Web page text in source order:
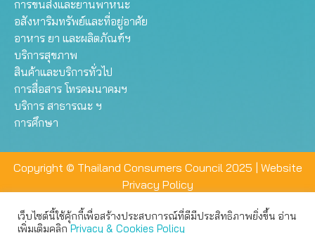
การขนส่งและยานพาหนะ
อสังหาริมทรัพย์และที่อยู่อาศัย
อาหาร ยา และผลิตภัณฑ์ฯ
บริการสุขภาพ
สินค้าและบริการทั่วไป
การสื่อสาร โทรคมนาคมฯ
บริการ สาธารณะ ฯ
การศึกษา
Copyright © Thailand Consumers Council 2025 | Website
Privacy Policy
เว็บไซต์นี้ใช้คุ้กกี้เพื่อสร้างประสบการณ์ที่ดีมีประสิทธิภาพยิ่งขึ้น อ่าน
เพิ่มเติมคลิกPrivacy & Cookies Policy
เว็บไซต์นี้ใช้คุกกี้เพื่อมอบประสบการณ์การใช้งานที่ดีให้แก่ท่าน คุณ